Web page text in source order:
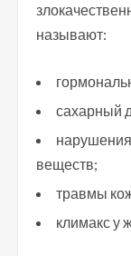
называют:
сахарный
веществ;
травмы
климакс у